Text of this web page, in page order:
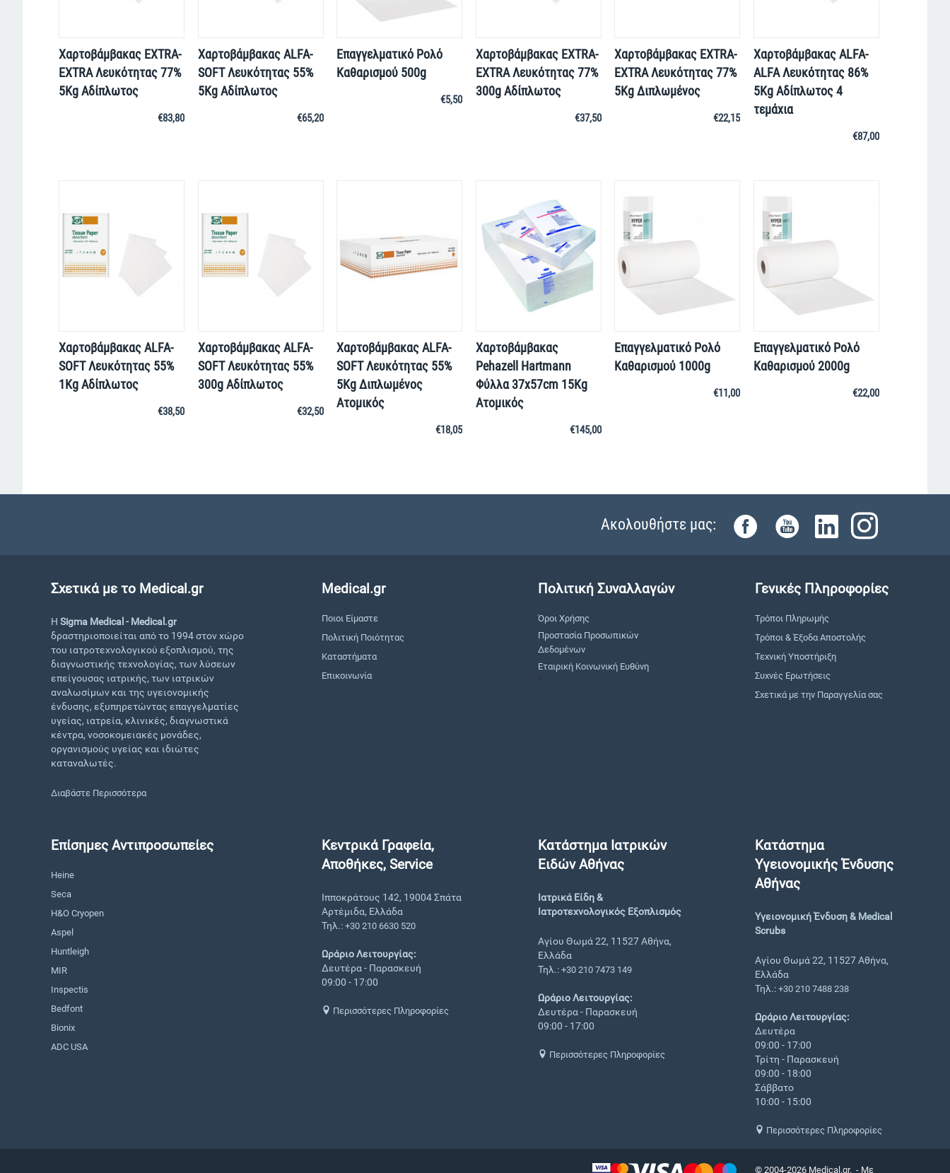
Χαρτοβάμβακας EXTRA-
EXTRA Λευκότητας 77%
5Kg Αδίπλωτος
€83,80
Χαρτοβάμβακας ALFA-
SOFT Λευκότητας 55%
5Kg Αδίπλωτος
€65,20
Επαγγελματικό Ρολό
Καθαρισμού 500g
€5,50
Χαρτοβάμβακας EXTRA-
EXTRA Λευκότητας 77%
300g Αδίπλωτος
€37,50
Χαρτοβάμβακας EXTRA-
EXTRA Λευκότητας 77%
5Kg Διπλωμένος
€22,15
Χαρτοβάμβακας ALFA-
ALFA Λευκότητας 86%
5Kg Αδίπλωτος 4
τεμάχια
€87,00
Χαρτοβάμβακας ALFA-
SOFT Λευκότητας 55%
1Kg Αδίπλωτος
€38,50
Χαρτοβάμβακας ALFA-
SOFT Λευκότητας 55%
300g Αδίπλωτος
€32,50
Χαρτοβάμβακας ALFA-
SOFT Λευκότητας 55%
5Kg Διπλωμένος
Ατομικός
€18,05
Χαρτοβάμβακας
Pehazell Hartmann
Φύλλα 37x57cm 15Kg
Ατομικός
€145,00
Επαγγελματικό Ρολό
Καθαρισμού 1000g
€11,00
Επαγγελματικό Ρολό
Καθαρισμού 2000g
€22,00
Ακολουθήστε μας:
Σχετικά με το Medical.gr
Η Sigma Medical - Medical.gr
δραστηριοποιείται από το 1994 στον χώρο
του ιατροτεχνολογικού εξοπλισμού, της
διαγνωστικής τεχνολογίας, των λύσεων
επείγουσας ιατρικής, των ιατρικών
αναλωσίμων και της υγειονομικής
ένδυσης, εξυπηρετώντας επαγγελματίες
υγείας, ιατρεία, κλινικές, διαγνωστικά
κέντρα, νοσοκομειακές μονάδες,
οργανισμούς υγείας και ιδιώτες
καταναλωτές.
Διαβάστε Περισσότερα
Medical.gr
Ποιοι Είμαστε
Πολιτική Ποιότητας
Καταστήματα
Επικοινωνία
Πολιτική Συναλλαγών
Όροι Χρήσης
Προστασία Προσωπικών
Δεδομένων
Εταιρική Κοινωνική Ευθύνη
"
Γενικές Πληροφορίες
Τρόποι Πληρωμής
Τρόποι & Έξοδα Αποστολής
Τεχνική Υποστήριξη
Συχνές Ερωτήσεις
Σχετικά με την Παραγγελία σας
Επίσημες Αντιπροσωπείες
Heine
Seca
H&O Cryopen
Aspel
Huntleigh
MIR
Inspectis
Bedfont
Bionix
ADC USA
Κεντρικά Γραφεία,
Αποθήκες, Service
Ιπποκράτους 142, 19004 Σπάτα
Αρτέμιδα, Ελλάδα
Τηλ.: +30 210 6630 520
Ωράριο Λειτουργίας:
Δευτέρα - Παρασκευή
09:00 - 17:00
Περισσότερες Πληροφορίες
Κατάστημα Ιατρικών
Ειδών Αθήνας
Ιατρικά Είδη &
Ιατροτεχνολογικός Εξοπλισμός
Αγίου Θωμά 22, 11527 Αθήνα,
Ελλάδα
Τηλ.:+30 210 7473 149
Ωράριο Λειτουργίας:
Δευτέρα - Παρασκευή
09:00 - 17:00
Περισσότερες Πληροφορίες
Κατάστημα
Υγειονομικής Ένδυσης
Αθήνας
Υγειονομική Ένδυση & Medical
Scrubs
Αγίου Θωμά 22, 11527 Αθήνα,
Ελλάδα
Τηλ.: +30 210 7488 238
Ωράριο Λειτουργίας:
Δευτέρα
09:00 - 17:00
Τρίτη - Παρασκευή
09:00 - 18:00
Σάββατο
10:00 - 15:00
Περισσότερες Πληροφορίες
© 2004-2026 Medical.gr. - Με